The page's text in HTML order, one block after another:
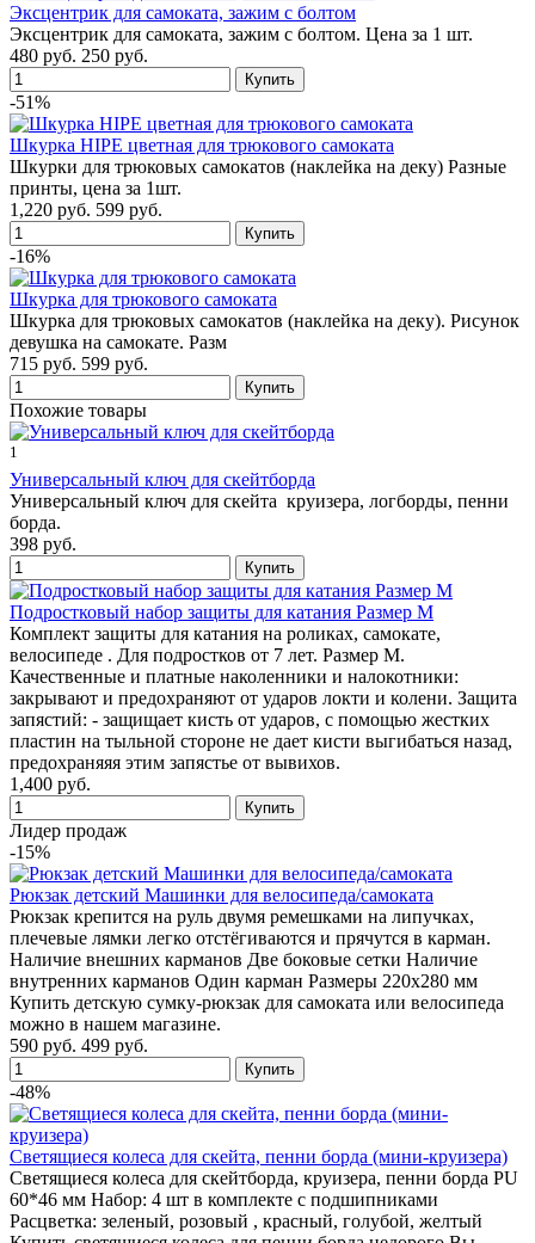
Эксцентрик для самоката, зажим с болтом
Эксцентрик для самоката, зажим с болтом. Цена за 1 шт.
480 руб. 250 руб.
-51%
Шкурка HIPE цветная для трюкового самоката
Шкурки для трюковых самокатов (наклейка на деку) Разные
принты, цена за 1шт.
1,220 руб. 599 руб.
-16%
Шкурка для трюкового самоката
Шкурка для трюковых самокатов (наклейка на деку). Рисунок
девушка на самокате. Разм
715 руб. 599 руб.
Похожие товары
1
Универсальный ключ для скейтборда
Универсальный ключ для скейта круизера, логборды, пенни
борда.
398 руб.
Подростковый набор защиты для катания Размер M
Комплект защиты для катания на роликах, самокате,
велосипеде . Для подростков от 7 лет. Размер М.
Качественные и платные наколенники и налокотники:
закрывают и предохраняют от ударов локти и колени. Защита
запястий: - защищает кисть от ударов, с помощью жестких
пластин на тыльной стороне не дает кисти выгибаться назад,
предохраняяя этим запястье от вывихов.
1,400 руб.
Лидер продаж
-15%
Рюкзак детский Машинки для велосипеда/самоката
Рюкзак крепится на руль двумя ремешками на липучках,
плечевые лямки легко отстёгиваются и прячутся в карман.
Наличие внешних карманов Две боковые сетки Наличие
внутренних карманов Один карман Размеры 220х280 мм
Купить детскую сумку-рюкзак для самоката или велосипеда
можно в нашем магазине.
590 руб. 499 руб.
-48%
Светящиеся колеса для скейта, пенни борда (мини-круизера)
Светящиеся колеса для скейтборда, круизера, пенни борда PU
60*46 мм Набор: 4 шт в комплекте с подшипниками
Расцветка: зеленый, розовый , красный, голубой, желтый